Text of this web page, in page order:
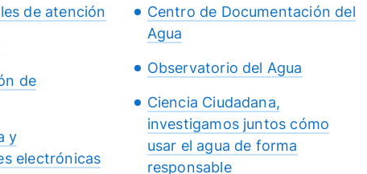
de atención
de
y
electrónicas
Centro de Documentación del
Agua
Observatorio del Agua
Ciencia Ciudadana,
investigamos juntos cómo
usar el agua de forma
responsable